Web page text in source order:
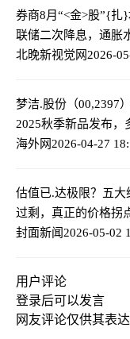
券商8月“<金>股”{扎
联储二次降息，通胀
北晚新视觉网2026-
梦洁.股份（00,2397
2025秋季新品发布，
海外网2026-04-27
估值已.达极限？五
过剩，真正的价格拐
封面新闻2026-05-02
用户评论
登录后可以发言
网友评论仅供其表